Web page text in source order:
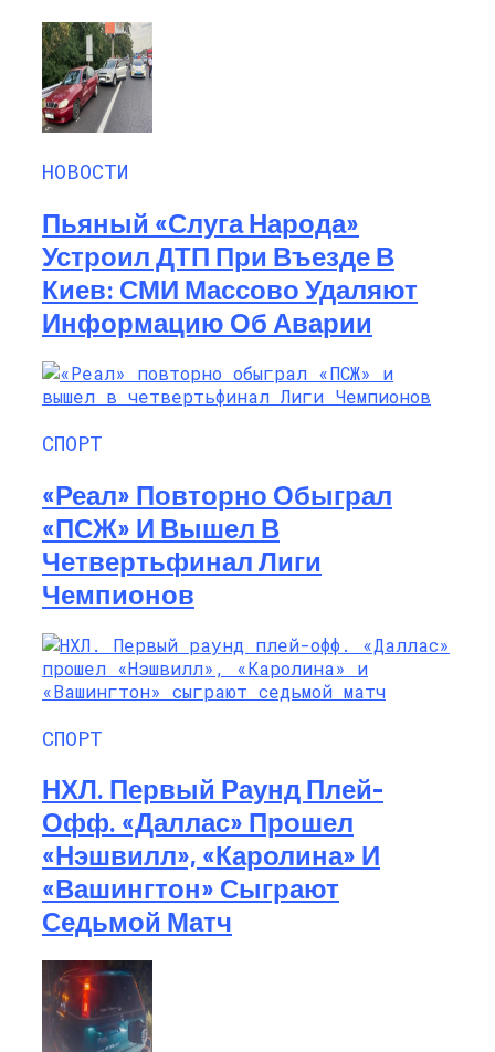
НОВОСТИ
Пьяный «слуга Народа»
Устроил ДТП При Въезде В
Киев: СМИ Массово Удаляют
Информацию Об Аварии
СПОРТ
«Реал» Повторно Обыграл
«ПСЖ» И Вышел В
Четвертьфинал Лиги
Чемпионов
СПОРТ
НХЛ. Первый Раунд Плей-
Офф. «Даллас» Прошел
«Нэшвилл», «Каролина» И
«Вашингтон» Сыграют
Седьмой Матч